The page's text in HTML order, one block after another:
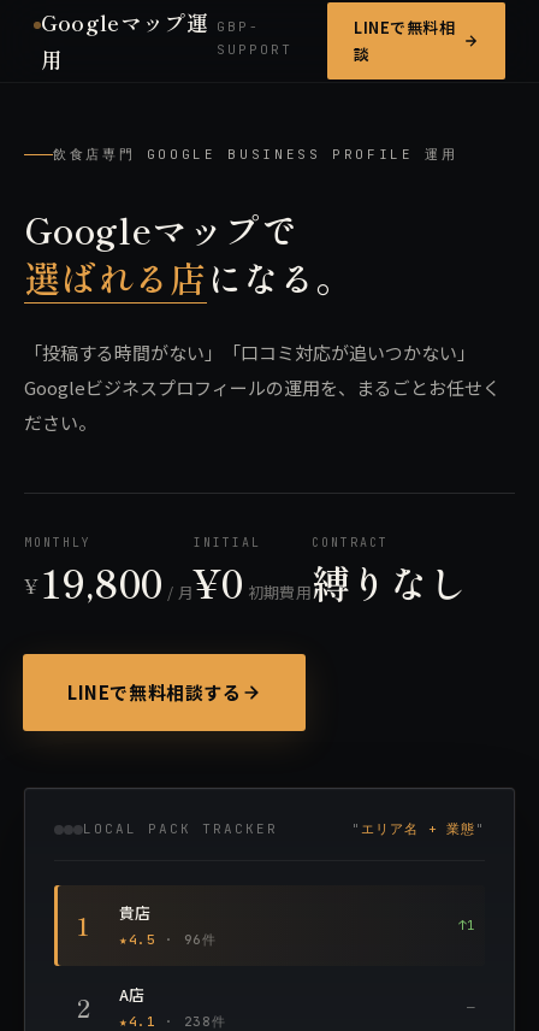
Googleマップ運
用
GBP-
SUPPORT
LINEで無料相
談
飲食店専門 GOOGLE BUSINESS PROFILE 運用
Googleマップで
選ばれる店になる。
「投稿する時間がない」「口コミ対応が追いつかない」
Googleビジネスプロフィールの運用を、まるごとお任せく
ださい。
MONTHLY
¥19,800 / 月
INITIAL
¥0 初期費用
CONTRACT
縛りなし
LINEで無料相談する
LOCAL PACK TRACKER エリア名 + 業態
1 貴店
★4.5 · 96件
↑1
2 A店
★4.1 · 238件
—